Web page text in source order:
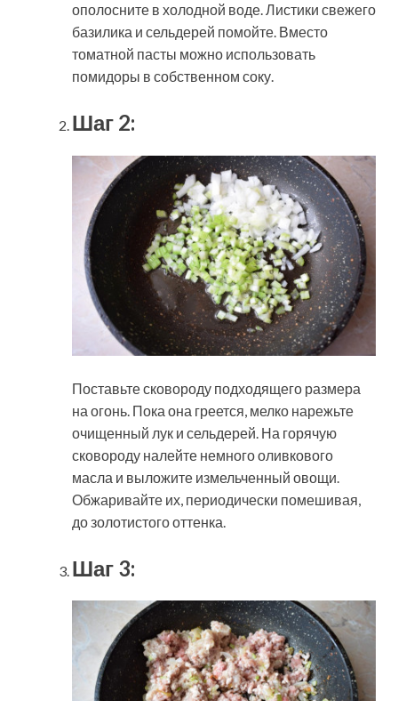
ополосните в холодной воде. Листики свежего
базилика и сельдерей помойте. Вместо
томатной пасты можно использовать
помидоры в собственном соку.
Шаг 2:
Поставьте сковороду подходящего размера
на огонь. Пока она греется, мелко нарежьте
очищенный лук и сельдерей. На горячую
сковороду налейте немного оливкового
масла и выложите измельченный овощи.
Обжаривайте их, периодически помешивая,
до золотистого оттенка.
Шаг 3: